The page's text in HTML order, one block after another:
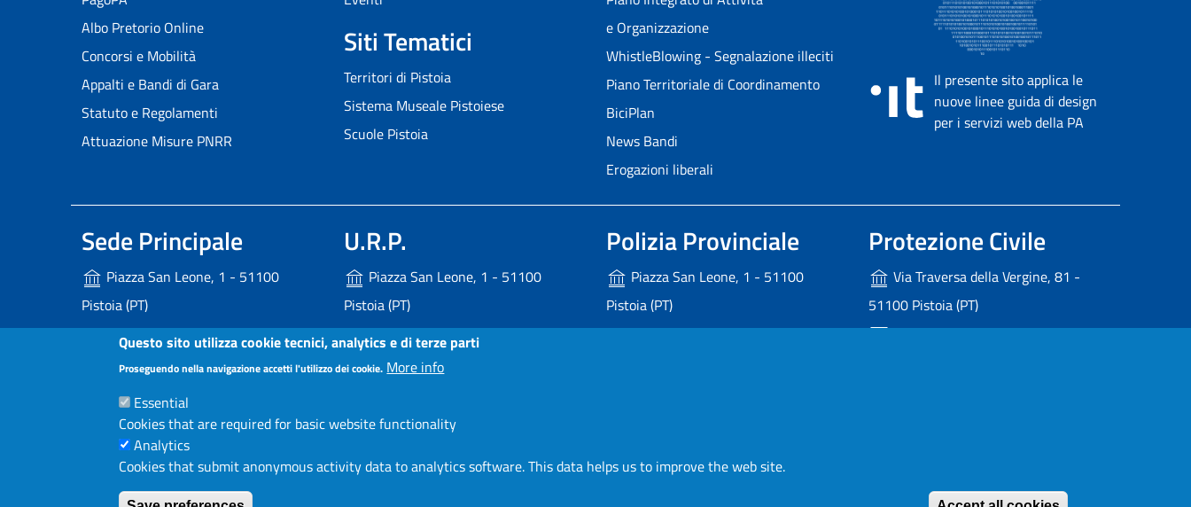
Albo Pretorio Online
Concorsi e Mobilità
Appalti e Bandi di Gara
Statuto e Regolamenti
Attuazione Misure PNRR
Siti Tematici
Territori di Pistoia
Sistema Museale Pistoiese
Scuole Pistoia
e Organizzazione
WhistleBlowing - Segnalazione illeciti
Piano Territoriale di Coordinamento
BiciPlan
News Bandi
Erogazioni liberali
Il presente sito applica le
nuove linee guida di design
per i servizi web della PA
Sede Principale
Piazza San Leone, 1 - 51100
Pistoia (PT)
+39 0573 3741 - 800 246 245
P.IVA - C.F. 00236340477
provincia.pistoia@postacert.toscana.it
U.R.P.
Piazza San Leone, 1 - 51100
Pistoia (PT)
800 246 245
urp@provincia.pistoia.it
Polizia Provinciale
Piazza San Leone, 1 - 51100
Pistoia (PT)
+39 0573 374600
Protezione Civile
Via Traversa della Vergine, 81 -
51100 Pistoia (PT)
Small prints
Useful links section
Dichiarazione di accessibilità Redazione © 2025 Provincia di Pistoia
Questo sito utilizza cookie tecnici, analytics e di terze parti
Proseguendo nella navigazione accetti l'utilizzo dei cookie. More info
Essential
Cookies that are required for basic website functionality
Analytics
Cookies that submit anonymous activity data to analytics software. This data helps us to improve the web site.